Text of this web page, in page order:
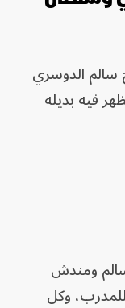
سالم الدوسري
فيه بديله
ومندش
للمدرب، وكل